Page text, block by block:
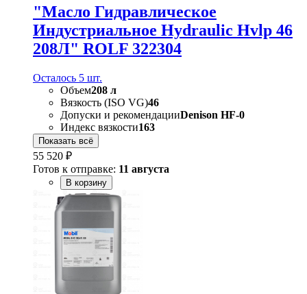
"Масло Гидравлическое
Индустриальное Hydraulic Hvlp 46
208Л" ROLF 322304
Осталось 5 шт.
Объем208 л
Вязкость (ISO VG)46
Допуски и рекомендацииDenison HF-0
Индекс вязкости163
Показать всё
55 520 ₽
Готов к отправке: 11 августа
В корзину